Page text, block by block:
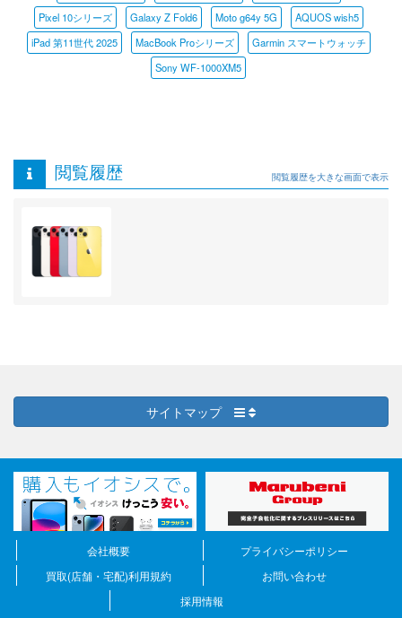
Pixel 10シリーズ
Galaxy Z Fold6 Moto g64y 5G
AQUOS wish5
iPad 第11世代 2025
MacBook Proシリーズ
Garmin スマートウォッチ
Sony WF-1000XM5
閲覧履歴 閲覧履歴を大きな画面で表示
サイトマップ
会社概要
プライバシーポリシー
買取(店舗・宅配)利用規約
お問い合わせ
採用情報